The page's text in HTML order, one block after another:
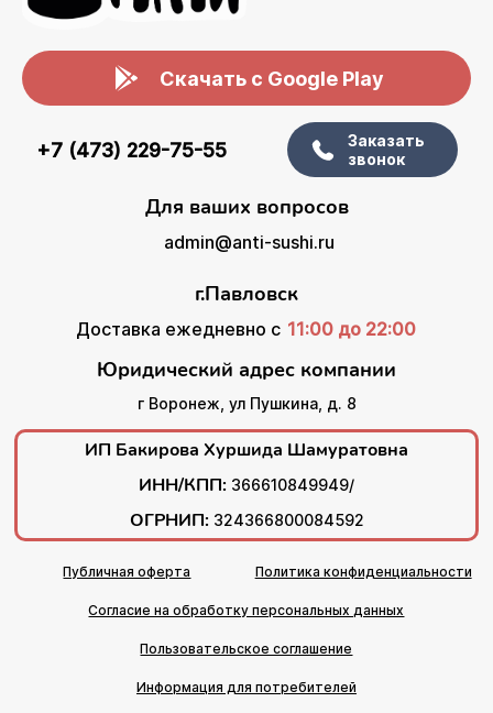
Скачать с Google Play
+7 (473) 229-75-55
Заказать
звонок
Для ваших вопросов
admin@anti-sushi.ru
г.Павловск
Доставка ежедневно с 11:00 до 22:00
Юридический адрес компании
г Воронеж, ул Пушкина, д. 8
ИП Бакирова Хуршида Шамуратовна
ИНН/КПП: 366610849949/
ОГРНИП: 324366800084592
Публичная оферта Политика конфиденциальности
Согласие на обработку персональных данных
Пользовательское соглашение
Информация для потребителей